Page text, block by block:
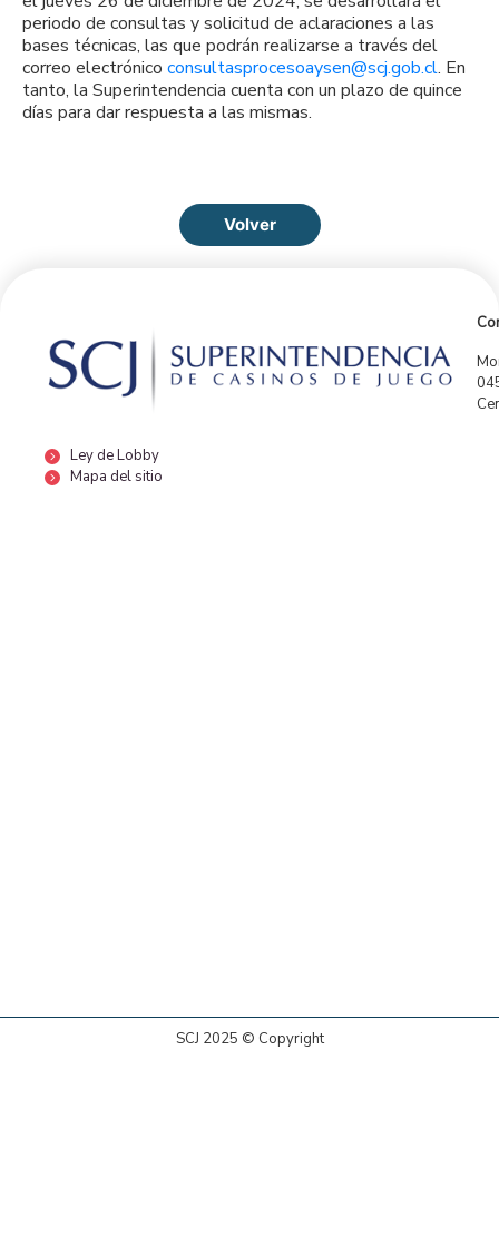
periodo de consultas y solicitud de aclaraciones a las
bases técnicas, las que podrán realizarse a través del
correo electrónico consultasprocesoaysen@scj.gob.cl. En
tanto, la Superintendencia cuenta con un plazo de quince
días para dar respuesta a las mismas.
Volver
Ley de Lobby
Mapa del sitio
SCJ 2025 © Copyright